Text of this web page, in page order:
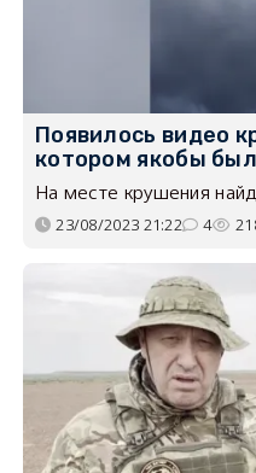
Появилось видео
котором якобы
На месте крушения
23/08/2023 21:22 4